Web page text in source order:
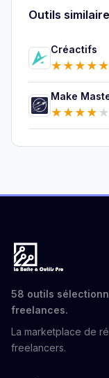
Outils
Créactifs
★ ★ ★ ★ ★
Make
★ ★ ★ ★ ★
58 outils
freelances.
La marketplace de
freelancers.